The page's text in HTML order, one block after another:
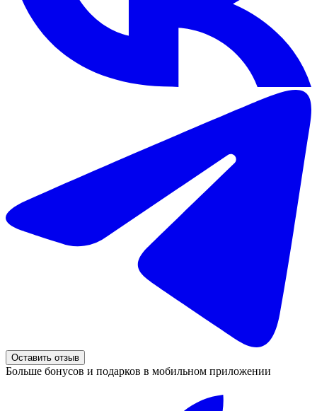
Оставить отзыв
Больше бонусов и подарков в мобильном приложении